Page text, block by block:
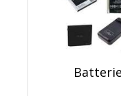
Batterie